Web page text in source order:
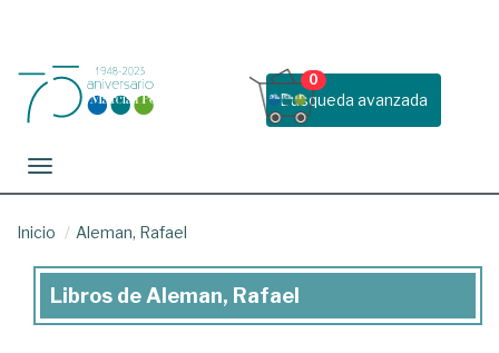
Busqueda avanzada
0
Toggle navigation
Inicio Aleman, Rafael
Libros
Libros de Aleman, Rafael